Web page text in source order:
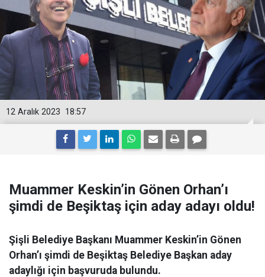
18:57
12 Aralık 2023
Muammer Keskin’in Gönen Orhan’ı
şimdi de Beşiktaş için aday adayı oldu!
Şişli Belediye Başkanı Muammer Keskin’in Gönen
Orhan’ı şimdi de Beşiktaş Belediye Başkan aday
adaylığı için başvuruda bulundu.